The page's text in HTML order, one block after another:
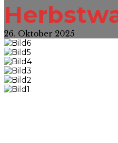
26. Oktober 2025